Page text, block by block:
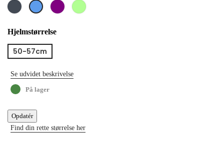
Sort Blå Lilla Lysegrøn
Hjelmstørrelse
50-57cm
Se udvidet beskrivelse
På lager
Find din rette størrelse her